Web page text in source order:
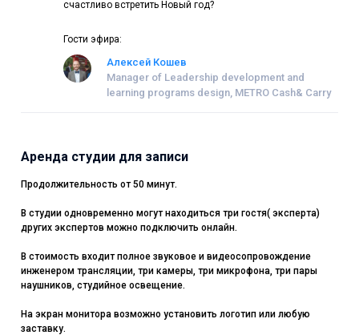
счастливо встретить Новый год?
Гости эфира:
Алексей Кошев
Manager of Leadership development and
learning programs design, METRO Cash& Carry
Аренда студии для записи
Продолжительность от 50 минут.
В студии одновременно могут находиться три гостя( эксперта)
других экспертов можно подключить онлайн.
В стоимость входит полное звуковое и видеосопровождение
инженером трансляции, три камеры, три микрофона, три пары
наушников, студийное освещение.
На экран монитора возможно установить логотип или любую
заставку.